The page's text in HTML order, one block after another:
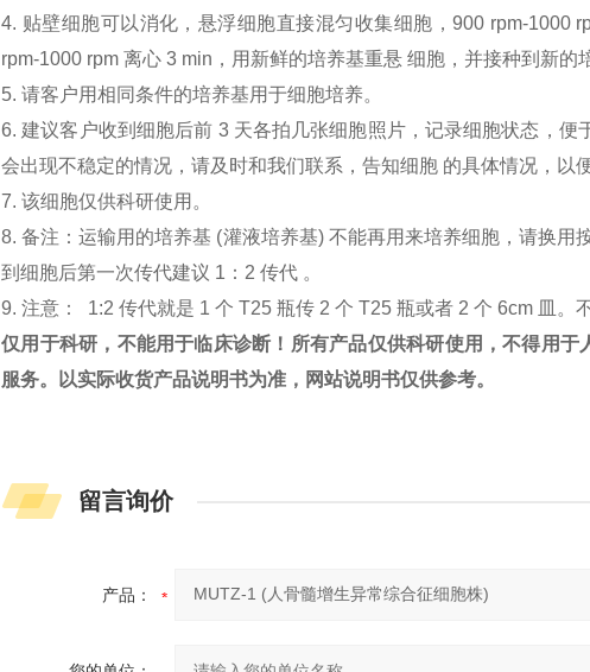
4. 贴壁细胞可以消化，悬浮细胞直接混匀收集细胞，900 rpm-1000
rpm-1000 rpm 离心 3 min，用新鲜的培养基重悬 细胞，并接种到新的
5. 请客户用相同条件的培养基用于细胞培养。
6. 建议客户收到细胞后前 3 天各拍几张细胞照片，记录细胞状态，
会出现不稳定的情况，请及时和我们联系，告知细胞 的具体情况，以
7. 该细胞仅供科研使用。
8. 备注：运输用的培养基 (灌液培养基) 不能再用来培养细胞，请换
到细胞后第一次传代建议 1：2 传代 。
9. 注意： 1:2 传代就是 1 个 T25 瓶传 2 个 T25 瓶或者 2 个 6cm 皿。
仅用于科研，不能用于临床诊断！所有产品仅供科研使用，不得用
服务。以实际收货产品说明书为准，网站说明书仅供参考。
留言询价
产品：